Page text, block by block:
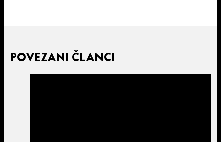
POVEZANI ČLANCI